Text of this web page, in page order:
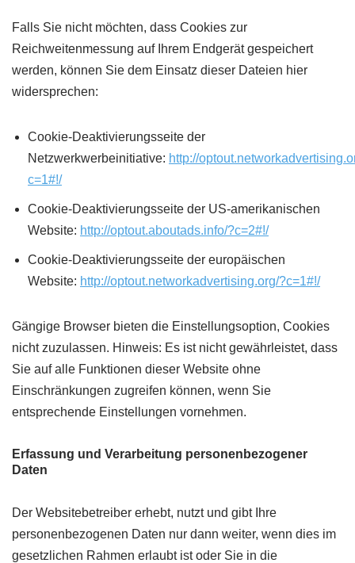
Falls Sie nicht möchten, dass Cookies zur
Reichweitenmessung auf Ihrem Endgerät gespeichert
werden, können Sie dem Einsatz dieser Dateien hier
widersprechen:
Cookie-Deaktivierungsseite der
Netzwerkwerbeinitiative: http://
c=1#!/
Cookie-Deaktivierungsseite der US-amerikanischen
Website: http://optout.aboutads.info/?c=2#!/
Cookie-Deaktivierungsseite der europäischen
Website: http://optout.networkadvertising.org/?c=1#!/
Gängige Browser bieten die Einstellungsoption, Cookies
nicht zuzulassen. Hinweis: Es ist nicht gewährleistet, dass
Sie auf alle Funktionen dieser Website ohne
Einschränkungen zugreifen können, wenn Sie
entsprechende Einstellungen vornehmen.
Erfassung und Verarbeitung personenbezogener
Daten
Der Websitebetreiber erhebt, nutzt und gibt Ihre
personenbezogenen Daten nur dann weiter, wenn dies im
gesetzlichen Rahmen erlaubt ist oder Sie in die